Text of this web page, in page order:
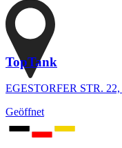
TopTank
EGESTORFER STR.
Geöffnet